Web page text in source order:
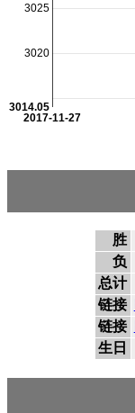
2017-11-27
3020
3025
3014.05
胜
负
总计
链接
链接
生日